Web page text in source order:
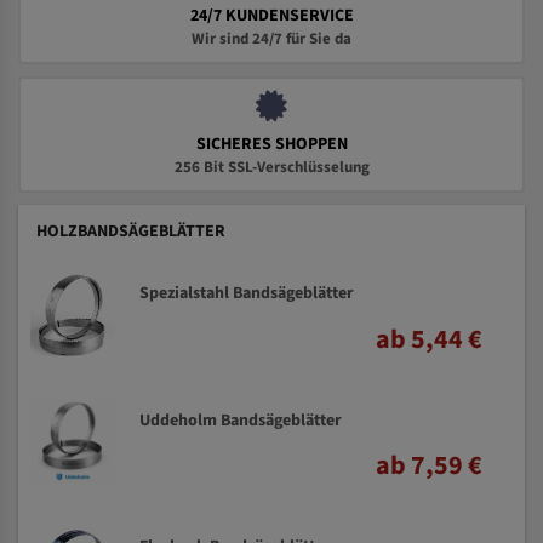
24/7 KUNDENSERVICE
Wir sind 24/7 für Sie da
SICHERES SHOPPEN
256 Bit SSL-Verschlüsselung
HOLZBANDSÄGEBLÄTTER
Spezialstahl Bandsägeblätter
ab 5,44 €
Uddeholm Bandsägeblätter
ab 7,59 €